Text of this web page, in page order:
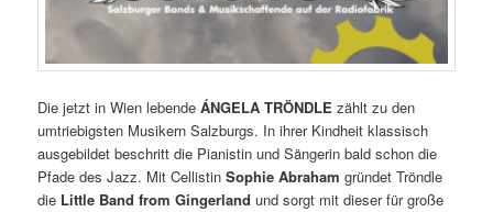
Die jetzt in Wien lebendeÁNGELA TRÖNDLE zählt zu den
umtriebigsten Musikern Salzburgs. In ihrer Kindheit klassisch
ausgebildet beschritt die Pianistin und Sängerin bald schon die
Pfade des Jazz. Mit CellistinSophie Abraham gründet Tröndle
die Little Band from Gingerland und sorgt mit dieser für große